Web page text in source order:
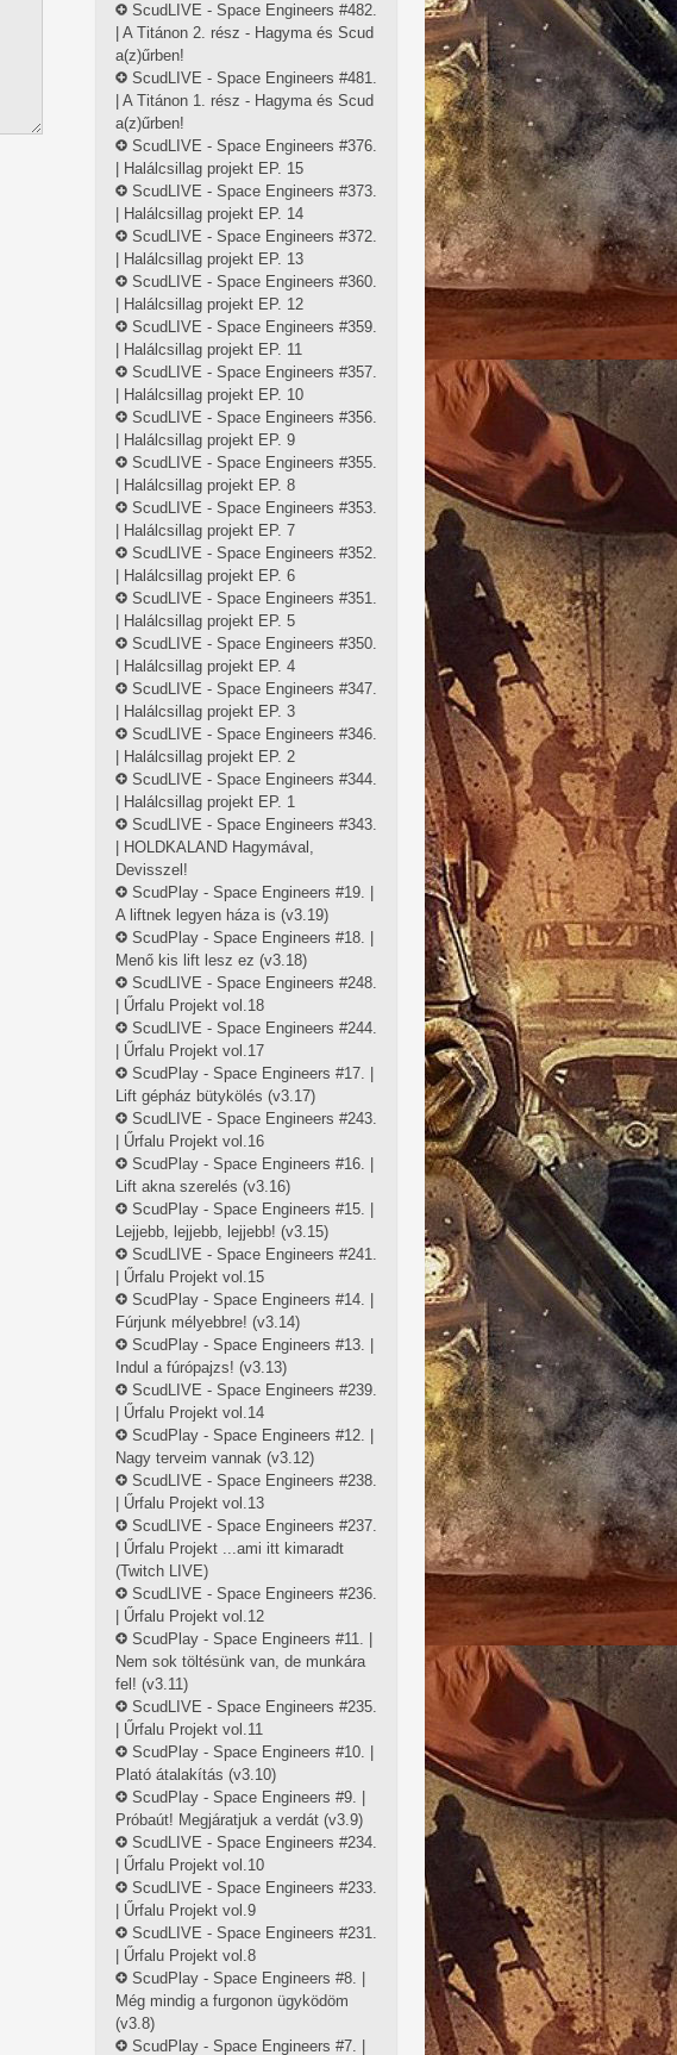
ScudLIVE - Space Engineers #482.
| A Titánon 2. rész - Hagyma és Scud
a(z)űrben!
ScudLIVE - Space Engineers #481.
| A Titánon 1. rész - Hagyma és Scud
a(z)űrben!
ScudLIVE - Space Engineers #376.
| Halálcsillag projekt EP. 15
ScudLIVE - Space Engineers #373.
| Halálcsillag projekt EP. 14
ScudLIVE - Space Engineers #372.
| Halálcsillag projekt EP. 13
ScudLIVE - Space Engineers #360.
| Halálcsillag projekt EP. 12
ScudLIVE - Space Engineers #359.
| Halálcsillag projekt EP. 11
ScudLIVE - Space Engineers #357.
| Halálcsillag projekt EP. 10
ScudLIVE - Space Engineers #356.
| Halálcsillag projekt EP. 9
ScudLIVE - Space Engineers #355.
| Halálcsillag projekt EP. 8
ScudLIVE - Space Engineers #353.
| Halálcsillag projekt EP. 7
ScudLIVE - Space Engineers #352.
| Halálcsillag projekt EP. 6
ScudLIVE - Space Engineers #351.
| Halálcsillag projekt EP. 5
ScudLIVE - Space Engineers #350.
| Halálcsillag projekt EP. 4
ScudLIVE - Space Engineers #347.
| Halálcsillag projekt EP. 3
ScudLIVE - Space Engineers #346.
| Halálcsillag projekt EP. 2
ScudLIVE - Space Engineers #344.
| Halálcsillag projekt EP. 1
ScudLIVE - Space Engineers #343.
| HOLDKALAND Hagymával,
Devisszel!
ScudPlay - Space Engineers #19. |
A liftnek legyen háza is (v3.19)
ScudPlay - Space Engineers #18. |
Menő kis lift lesz ez (v3.18)
ScudLIVE - Space Engineers #248.
| Űrfalu Projekt vol.18
ScudLIVE - Space Engineers #244.
| Űrfalu Projekt vol.17
ScudPlay - Space Engineers #17. |
Lift gépház bütykölés (v3.17)
ScudLIVE - Space Engineers #243.
| Űrfalu Projekt vol.16
ScudPlay - Space Engineers #16. |
Lift akna szerelés (v3.16)
ScudPlay - Space Engineers #15. |
Lejjebb, lejjebb, lejjebb! (v3.15)
ScudLIVE - Space Engineers #241.
| Űrfalu Projekt vol.15
ScudPlay - Space Engineers #14. |
Fúrjunk mélyebbre! (v3.14)
ScudPlay - Space Engineers #13. |
Indul a fúrópajzs! (v3.13)
ScudLIVE - Space Engineers #239.
| Űrfalu Projekt vol.14
ScudPlay - Space Engineers #12. |
Nagy terveim vannak (v3.12)
ScudLIVE - Space Engineers #238.
| Űrfalu Projekt vol.13
ScudLIVE - Space Engineers #237.
| Űrfalu Projekt ...ami itt kimaradt
(Twitch LIVE)
ScudLIVE - Space Engineers #236.
| Űrfalu Projekt vol.12
ScudPlay - Space Engineers #11. |
Nem sok töltésünk van, de munkára
fel! (v3.11)
ScudLIVE - Space Engineers #235.
| Űrfalu Projekt vol.11
ScudPlay - Space Engineers #10. |
Plató átalakítás (v3.10)
ScudPlay - Space Engineers #9. |
Próbaút! Megjáratjuk a verdát (v3.9)
ScudLIVE - Space Engineers #234.
| Űrfalu Projekt vol.10
ScudLIVE - Space Engineers #233.
| Űrfalu Projekt vol.9
ScudLIVE - Space Engineers #231.
| Űrfalu Projekt vol.8
ScudPlay - Space Engineers #8. |
Még mindig a furgonon ügyködöm
(v3.8)
ScudPlay - Space Engineers #7. |